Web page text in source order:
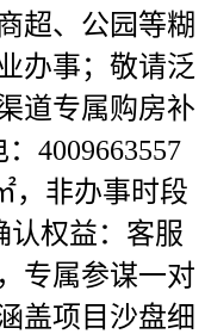
超、公园等糊
办事；敬请泛
道专属购房补
4009663557
，非办事时段
认权益：客服
专属参谋一对
盖项目沙盘细